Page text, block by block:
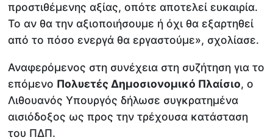
προστιθέμενης αξίας, οπότε αποτελεί ευκαιρία.
Το αν θα την αξιοποιήσουμε ή όχι θα εξαρτηθεί
από το πόσο ενεργά θα εργαστούμε», σχολίασε.
Αναφερόμενος στη συνέχεια στη συζήτηση για το
επόμενο Πολυετές Δημοσιονομικό Πλαίσιο, ο
Λιθουανός Υπουργός δήλωσε συγκρατημένα
αισιόδοξος ως προς την τρέχουσα κατάσταση
του ΠΔΠ.